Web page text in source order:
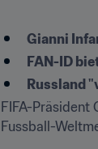
Gianni
FAN-ID
Russland
FIFA-Präsident
Fussball-